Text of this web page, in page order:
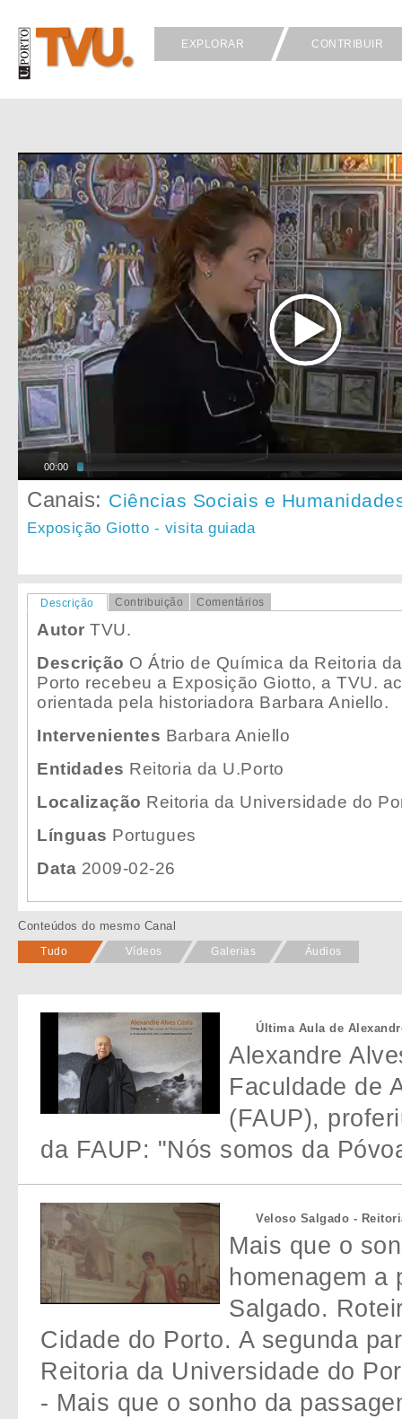
EXPLORAR CONTRIBUIR
00:00
Canais: Ciências Sociais e
Exposição Giotto - visita guiada
Descrição Contribuição Comentários
Autor TVU.
Descrição O Átrio de Química da Reitoria
Porto recebeu a Exposição Giotto, a TVU.
orientada pela historiadora Barbara Aniello.
Intervenientes Barbara Aniello
Entidades Reitoria da U.Porto
Localização Reitoria da Universidade do
Línguas Portugues
Data 2009-02-26
Conteúdos do mesmo Canal
Tudo Vídeos Galerias Áudios
Última Aula de
Alexandre
Faculdade de
(FAUP),
da FAUP: "Nós somos da
Veloso Salgado -
Mais que o
homenagem a
Salgado.
Cidade do Porto. A segunda
Reitoria da Universidade do
- Mais que o sonho da